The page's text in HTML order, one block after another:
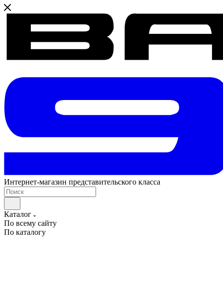
Интернет-магазин представительского класса
Каталог
По всему сайту
По каталогу